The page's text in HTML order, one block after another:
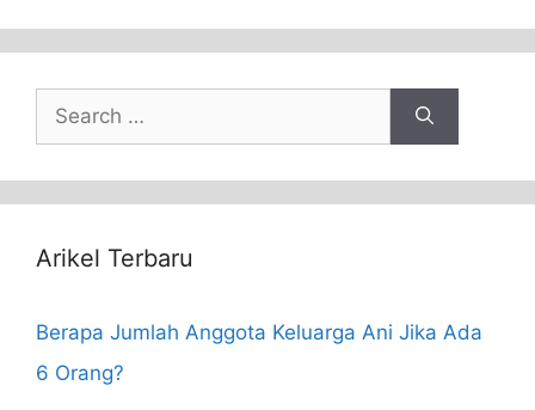
Search
for:
Arikel Terbaru
Berapa Jumlah Anggota Keluarga Ani Jika Ada
6 Orang?